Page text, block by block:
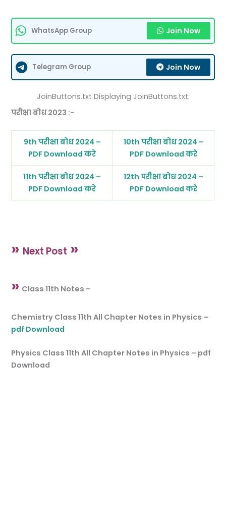
WhatsApp Group Join Now
Telegram Group Join Now
JoinButtons.txt Displaying JoinButtons.txt.
परीक्षा बोध 2023 :-
9th परीक्षा बोध 2024 –
PDF Download करे
10th परीक्षा बोध 2024 –
PDF Download करे
11th परीक्षा बोध 2024 –
PDF Download करे
12th परीक्षा बोध 2024 –
PDF Download करे
» Next Post »
» Class 11th Notes –
Chemistry Class 11th All Chapter Notes in Physics –
pdf Download
Physics Class 11th All Chapter Notes in Physics – pdf
Download